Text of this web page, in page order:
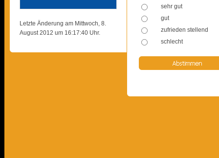
Letzte Änderung am Mittwoch, 8.
August 2012 um 16:17:40 Uhr.
sehr gut
gut
zufrieden stellend
schlecht